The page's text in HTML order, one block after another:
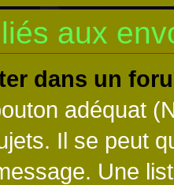
aux
dans un
adéquat
Il se peut
Une